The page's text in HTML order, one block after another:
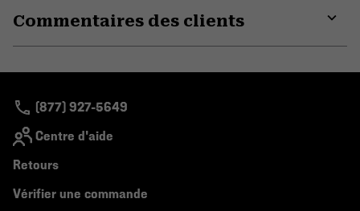
Commentaires des clients
(877) 927-5649
Centre d'aide
Retours
Vérifier une commande